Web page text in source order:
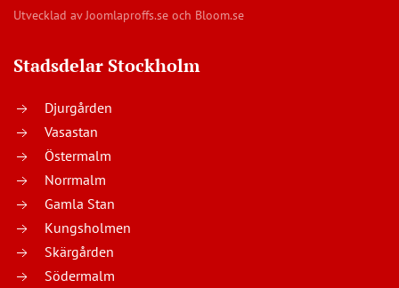
Utvecklad avJoomlaproffs.se och Bloom.se
Stadsdelar Stockholm
Djurgården
Vasastan
Östermalm
Norrmalm
Gamla Stan
Kungsholmen
Skärgården
Södermalm